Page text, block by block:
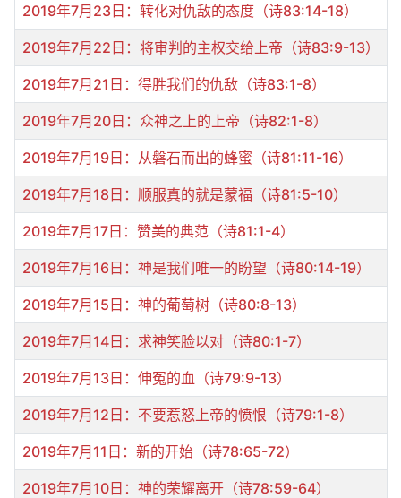
2019年7月23日：转化对仇敌的态度（诗83:14-18）
2019年7月22日：将审判的主权交给上帝（诗83:9-13）
2019年7月21日：得胜我们的仇敌（诗83:1-8）
2019年7月20日：众神之上的上帝（诗82:1-8）
2019年7月19日：从磐石而出的蜂蜜（诗81:11-16）
2019年7月18日：顺服真的就是蒙福（诗81:5-10）
2019年7月17日：赞美的典范（诗81:1-4）
2019年7月16日：神是我们唯一的盼望（诗80:14-19）
2019年7月15日：神的葡萄树（诗80:8-13）
2019年7月14日：求神笑脸以对（诗80:1-7）
2019年7月13日：伸冤的血（诗79:9-13）
2019年7月12日：不要惹怒上帝的愤恨（诗79:1-8）
2019年7月11日：新的开始（诗78:65-72）
2019年7月10日：神的荣耀离开（诗78:59-64）